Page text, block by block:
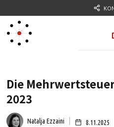
Die
2023
Natalja Ezzaini 8.11.2025